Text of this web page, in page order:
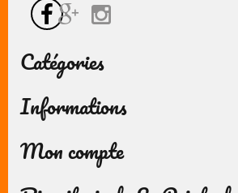
Catégories
Informations
Mon compte